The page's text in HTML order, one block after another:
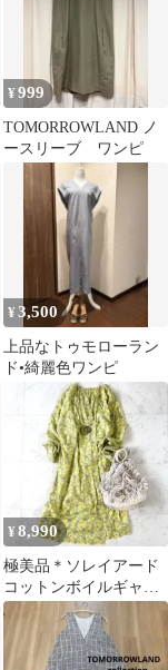
¥999
TOMORROWLAND ノ
ースリーブ ワンピ
¥3,500
上品なトゥモローラン
ド•綺麗色ワンピ
¥8,990
極美品＊ソレイアード
コットンボイルギャザ
ーワンピース 4way カ
シュクール